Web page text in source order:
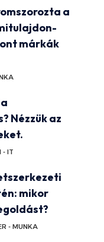
a
márkák
Nézzük az
- IT
mikor
- MUNKA